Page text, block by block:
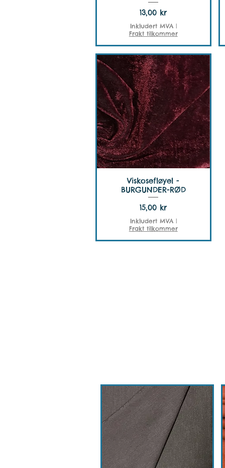
Pris
13,00 kr
Inkludert MVA|
Frakt tilkommer
Viskosefløyel -
BURGUNDER-RØD
Pris
15,00 kr
Inkludert MVA|
Frakt tilkommer